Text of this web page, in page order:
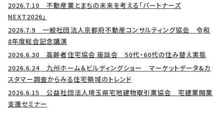
2026.7.10 不動産業とまちの未来を考える「パートナーズ
NEXT2026」
2026.7.9 一般社団法人京都府不動産コンサルティング協会 令和
8年度総会記念講演
2026.6.30 高齢者住宅協会 座談会 50代・60代の住み替え実態
2026.6.24 九州ホーム＆ビルディングショー マーケットデータ&カ
スタマー調査からみる住宅領域のトレンド
2026.6.15 公益社団法人埼玉県宅地建物取引業協会 宅建業開業
支援セミナー